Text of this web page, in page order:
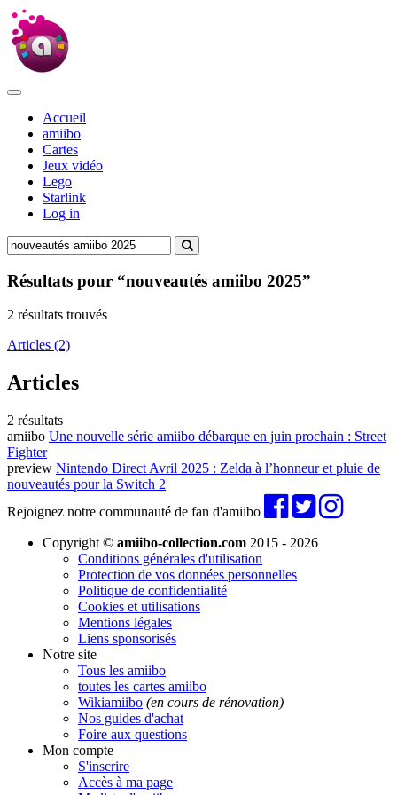
Accueil
amiibo
Cartes
Jeux vidéo
Lego
Starlink
Log in
Résultats pour “nouveautés amiibo 2025”
2 résultats trouvés
Articles (2)
Articles
2 résultats
amiibo Une nouvelle série amiibo débarque en juin prochain : Street
Fighter
preview Nintendo Direct Avril 2025 : Zelda à l’honneur et pluie de
nouveautés pour la Switch 2
Rejoignez notre communauté de fan d'amiibo
Copyright © amiibo-collection.com 2015 - 2026
Conditions générales d'utilisation
Protection de vos données personnelles
Politique de confidentialité
Cookies et utilisations
Mentions légales
Liens sponsorisés
Notre site
Tous les amiibo
toutes les cartes amiibo
Wikiamiibo (en cours de rénovation)
Nos guides d'achat
Foire aux questions
Mon compte
S'inscrire
Accès à ma page